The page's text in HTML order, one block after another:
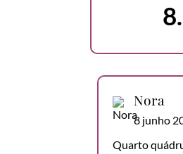
Nora
8 junho
Quarto